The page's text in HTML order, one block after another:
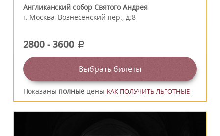
Англиканский собор Святого Андрея
г. Москва, Вознесенский пер., д.8
2800-3600 a
Выбрать билеты
Показаны полные цены КАК ПОЛУЧИТЬ ЛЬГОТНЫЕ